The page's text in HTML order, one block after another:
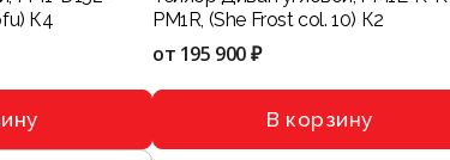
К4
PM1R, (She Frost col. 10) К2
от 195 900 ₽
В корзину